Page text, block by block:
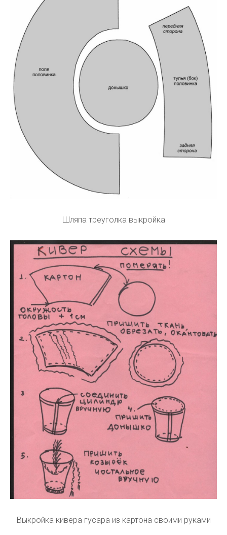
Шляпа треуголка выкройка
Выкройка кивера гусара из картона своими руками